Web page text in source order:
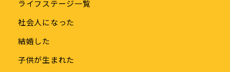
ライフステージ一覧
社会人になった
結婚した
子供が生まれた